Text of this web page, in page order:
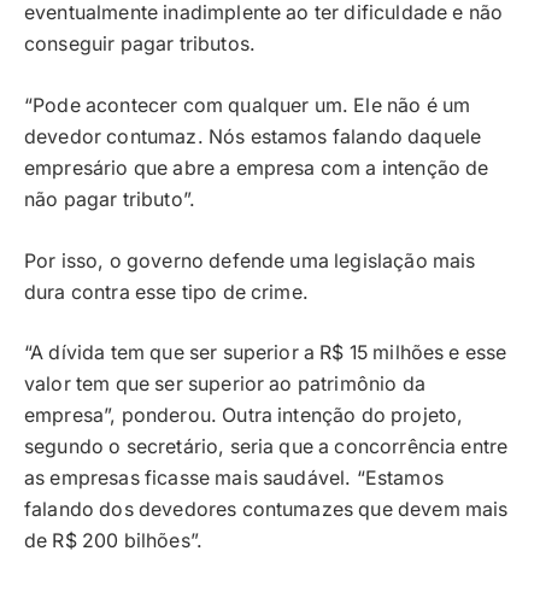
eventualmente inadimplente ao ter dificuldade e não
conseguir pagar tributos.
“Pode acontecer com qualquer um. Ele não é um
devedor contumaz. Nós estamos falando daquele
empresário que abre a empresa com a intenção de
não pagar tributo”.
Por isso, o governo defende uma legislação mais
dura contra esse tipo de crime.
“A dívida tem que ser superior a R$ 15 milhões e esse
valor tem que ser superior ao patrimônio da
empresa”, ponderou. Outra intenção do projeto,
segundo o secretário, seria que a concorrência entre
as empresas ficasse mais saudável. “Estamos
falando dos devedores contumazes que devem mais
de R$ 200 bilhões”.